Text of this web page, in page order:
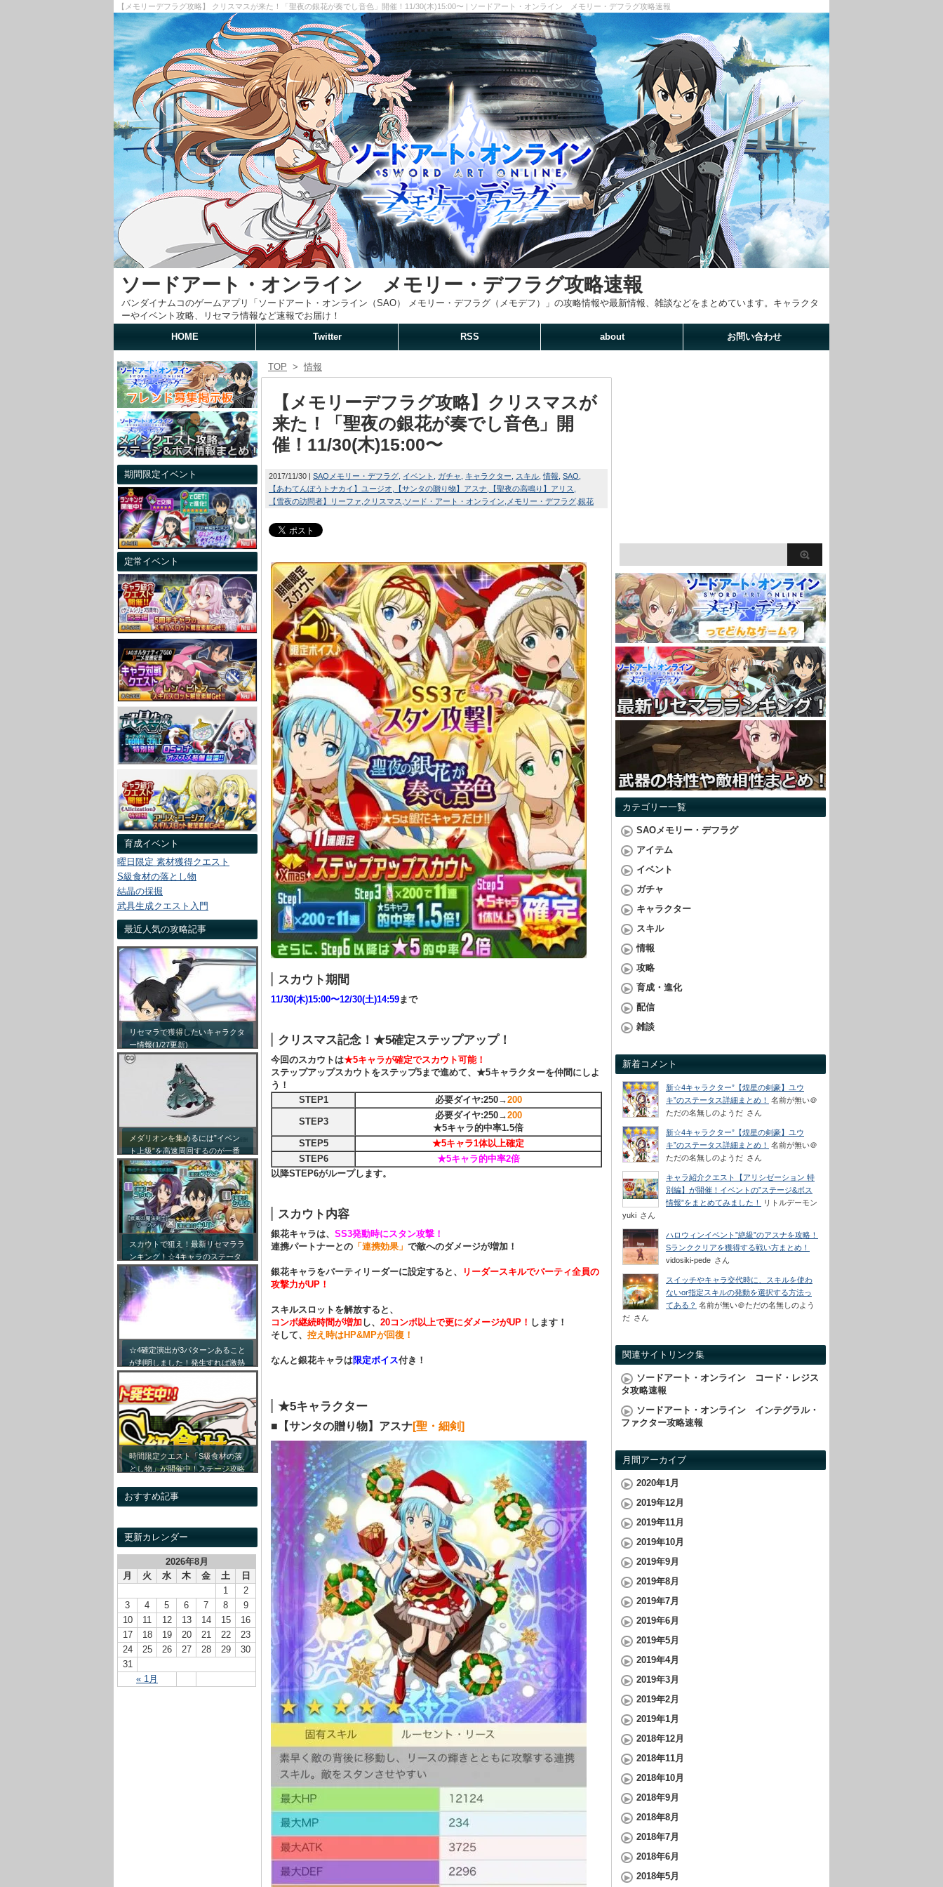
【メモリーデフラグ攻略】 クリスマスが来た！「聖夜の銀花が奏でし音色」開催！11/30(木)15:00〜 | ソードアート・オンライン メモリー・デフラグ攻略速報
ソードアート・オンライン メモリー・デフラグ攻略速報
バンダイナムコのゲームアプリ「ソードアート・オンライン（SAO） メモリー・デフラグ（メモデフ）」の攻略情報や最新情報、雑談などをまとめています。キャラクタ
ーやイベント攻略、リセマラ情報など速報でお届け！
HOME
Twitter RSS about お問い合わせ
期間限定イベント
定常イベント
育成イベント
曜日限定 素材獲得クエスト
S級食材の落とし物
結晶の採掘
武具生成クエスト入門
最近人気の攻略記事
リセマラで獲得したいキャラクタ
ー情報(1/27更新)
メダリオンを集めるには”イベン
ト上級”を高速周回するのが一番
効率が良い模様！
スカウトで狙え！最新リセマララ
ンキング！☆4キャラのステータ
ス詳細まとめ！【最新キャラ対応
リセマラ】
☆4確定演出が3パターンあること
が判明しました！発生すれば激熱
です！！
時間限定クエスト「S級食材の落
とし物」が開催中！ステージ攻略
した！
おすすめ記事
更新カレンダー
2026年8月
月
火 水 木 金 土 日
« 1月
1
2
3
4 5 6 7 8
9
10
11 12 13 14 15
16
17
18 19 20 21 22
23
24
25 26 27 28 29
30
31
TOP > 情報
【メモリーデフラグ攻略】クリスマスが
来た！「聖夜の銀花が奏でし音色」開
催！11/30(木)15:00〜
2017/11/30 SAOメモリー・デフラグ イベント ガチャ キャラクター スキル 情報 SAO
【あわてんぼうトナカイ】ユージオ
【サンタの贈り物】アスナ
【聖夜の高鳴り】アリス
【雪夜の訪問者】リーファ クリスマス ソード・アート・オンライン メモリー・デフラグ 銀花
スカウト期間
11/30(木)15:00〜12/30(土)14:59まで
クリスマス記念！★5確定ステップアップ！
今回のスカウトは★5キャラが確定でスカウト可能！
ステップアップスカウトをステップ5まで進めて、★5キャラクターを仲間にしよ
う！
STEP1
必要ダイヤ:250→200
STEP3
必要ダイヤ:250→200
★5キャラ的中率1.5倍
STEP5
★5キャラ1体以上確定
STEP6
★5キャラ的中率2倍
以降STEP6がループします。
スカウト内容
銀花キャラは、 SS3発動時にスタン攻撃！
連携パートナーとの 「連携効果」 で敵へのダメージが増加！
銀花キャラをパーティリーダーに設定すると、
リーダースキルでパーティ全員の
攻撃力がUP！
スキルスロットを解放すると、
コンボ継続時間が増加し、 20コンボ以上で更にダメージがUP！ します！
そして、 控え時はHP&MPが回復！
なんと銀花キャラは限定ボイス付き！
★5キャラクター
■【サンタの贈り物】アスナ[聖・細剣]
カテゴリー一覧
SAOメモリー・デフラグ
アイテム
イベント
ガチャ
キャラクター
スキル
情報
攻略
育成・進化
配信
雑談
新着コメント
新☆4キャラクター”【煌星の剣豪】ユウ
キ”のステータス詳細まとめ！
名前が無い＠
ただの名無しのようだ さん
新☆4キャラクター”【煌星の剣豪】ユウ
キ”のステータス詳細まとめ！
名前が無い＠
ただの名無しのようだ さん
キャラ紹介クエスト【アリシゼーション 特
別編】が開催！イベントの”ステージ&ボス
情報”をまとめてみました！
リトルデーモン
yuki さん
ハロウィンイベント”絶級”のアスナを攻略！
Sランククリアを獲得する戦い方まとめ！
vidosiki-pede さん
スイッチやキャラ交代時に、スキルを使わ
ないor指定スキルの発動を選択する方法っ
てある？ 名前が無い＠ただの名無しのよう
だ さん
関連サイトリンク集
ソードアート・オンライン コード・レジス
タ攻略速報
ソードアート・オンライン インテグラル・
ファクター攻略速報
月間アーカイブ
2020年1月
2019年12月
2019年11月
2019年10月
2019年9月
2019年8月
2019年7月
2019年6月
2019年5月
2019年4月
2019年3月
2019年2月
2019年1月
2018年12月
2018年11月
2018年10月
2018年9月
2018年8月
2018年7月
2018年6月
2018年5月